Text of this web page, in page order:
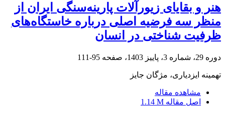
هنر و بقایای زیورآلات پارینه‌سنگی ایران از
منظر سه فرضیه اصلی درباره خاستگاه‌های
ظرفیت‌ شناختی در انسان
دوره 29، شماره 3، پاییز 1403، صفحه 95-111
تهمینه ایزدیاری، مژگان جایز
مشاهده مقاله
اصل مقاله 1.14 M